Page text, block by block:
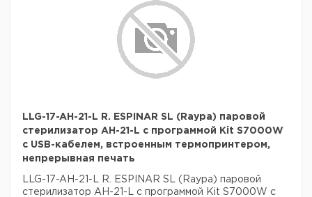
LLG-17-AH-21-L R. ESPINAR SL (Raypa) паровой
стерилизатор AH-21-L с программой Kit S7000W
с USB-кабелем, встроенным термопринтером,
непрерывная печать
LLG-17-AH-21-L R. ESPINAR SL (Raypa) паровой
стерилизатор AH-21-L с программой Kit S7000W с